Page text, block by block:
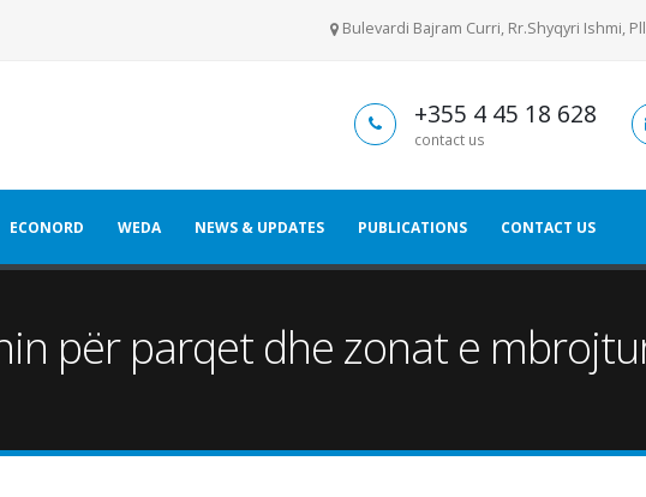
Bulevardi Bajram Curri, Rr.Shyqyri Ishmi,
+355 4 45 18 628
contact us
ECONORD WEDA NEWS & UPDATES PUBLICATIONS CONTACT US
për parqet dhe zonat e